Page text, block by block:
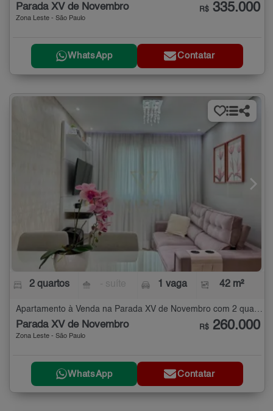
Parada XV de Novembro
Zona Leste - São Paulo
R$ 335.000
WhatsApp Contatar
2 quartos 1 vaga 42 m²
Parada XV de Novembro
Zona Leste - São Paulo
R$ 260.000
WhatsApp Contatar